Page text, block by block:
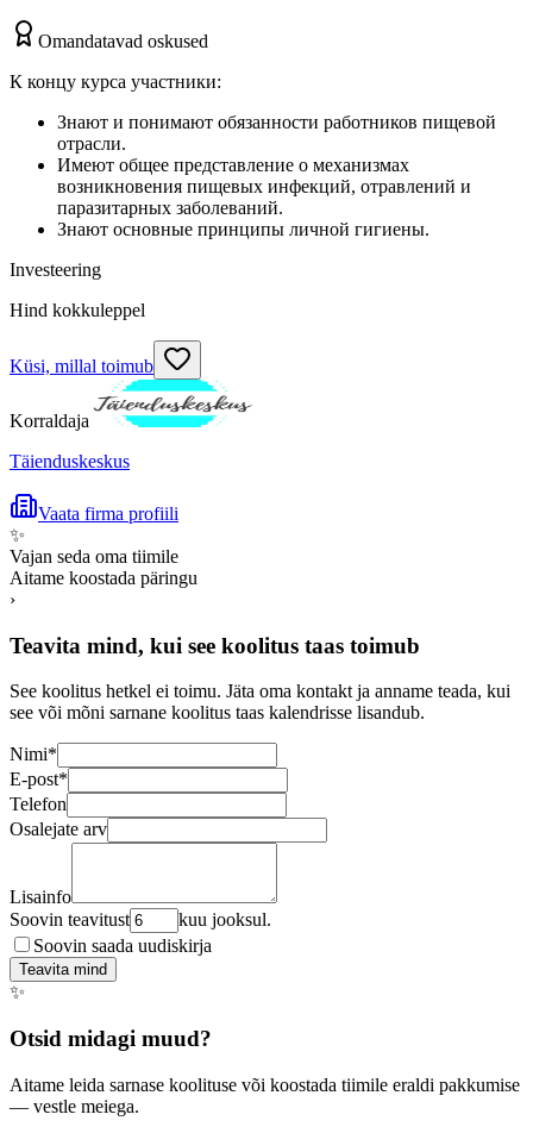
Omandatavad oskused
К концу курса участники:
Знают и понимают обязанности работников пищевой
отрасли.
Имеют общее представление о механизмах
возникновения пищевых инфекций, отравлений и
паразитарных заболеваний.
Знают основные принципы личной гигиены.
Investeering
Hind kokkuleppel
Küsi, millal toimub
Korraldaja
Täienduskeskus
Vaata firma profiili
✨
Vajan seda oma tiimile
Aitame koostada päringu
›
Teavita mind, kui see koolitus taas toimub
See koolitus hetkel ei toimu. Jäta oma kontakt ja anname teada, kui
see või mõni sarnane koolitus taas kalendrisse lisandub.
Nimi*
E-post*
Telefon
Osalejate arv
Lisainfo
Soovin teavitust
kuu jooksul.
Soovin saada uudiskirja
Teavita mind
✨
Otsid midagi muud?
Aitame leida sarnase koolituse või koostada tiimile eraldi pakkumise
— vestle meiega.